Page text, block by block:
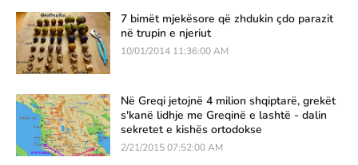
7 bimët mjekësore që zhdukin çdo parazit
në trupin e njeriut
10/01/2014 11:36:00 AM
Në Greqi jetojnë 4 milion shqiptarë, grekët
s'kanë lidhje me Greqinë e lashtë - dalin
sekretet e kishës ortodokse
2/21/2015 07:52:00 AM